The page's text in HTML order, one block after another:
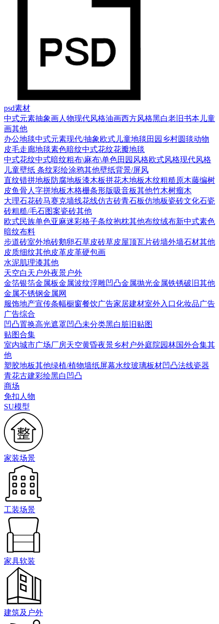
psd素材
中式元素抽象画人物现代风格油画西方风格黑白老旧书本 儿童
画其他
办公地毯中式元素现代/抽象欧式 儿童地毯 田园乡村圆毯动物
皮毛走廊地毯素色暗纹中式花纹花瓣地毯
中式花纹中式暗纹粗布\麻布\单色田园风格欧式风格现代风格
儿童壁纸 条纹彩绘涂鸦其他壁纸背景/屏风
直纹错拼地板 防腐地板漆木板拼花木地板木纹粗糙原木藤编树
皮鱼骨人字拼地板木格栅条形版吸音板其他竹木树瘤木
大理石花砖马赛克墙线花线仿古砖青石板仿地板瓷砖文化石瓷
砖粗糙/毛石图案瓷砖其他
欧式民族单色亚麻迷彩格子条纹抱枕其他布纹绒布新中式素色
暗纹布料
步道砖室外地砖鹅卵石草皮砖草皮屋顶瓦片砖墙外墙石材其他
皮质细纹其他皮革皮革硬包画
水泥肌理漆其他
天空白天户外夜景户外
金箔银箔金属板金属波纹浮雕凹凸金属抛光金属铁锈破旧其他
金属不锈钢金属网
服饰地产宣传条幅橱窗餐饮广告家居建材室外入口化妆品广告
广告综合
凹凸置换高光遮罩凹凸未分类黑白脏旧贴图
贴图合集
室内城市广场厂房天空黄昏夜景乡村户外庭院园林国外合集其
他
塑胶地板其他绿植/植物墙纸屏幕水纹玻璃板材凹凸法线瓷器
青花古建彩绘黑白凹凸
商场
免扣人物
SU模型
家装场景
工装场景
家具软装
建筑及户外